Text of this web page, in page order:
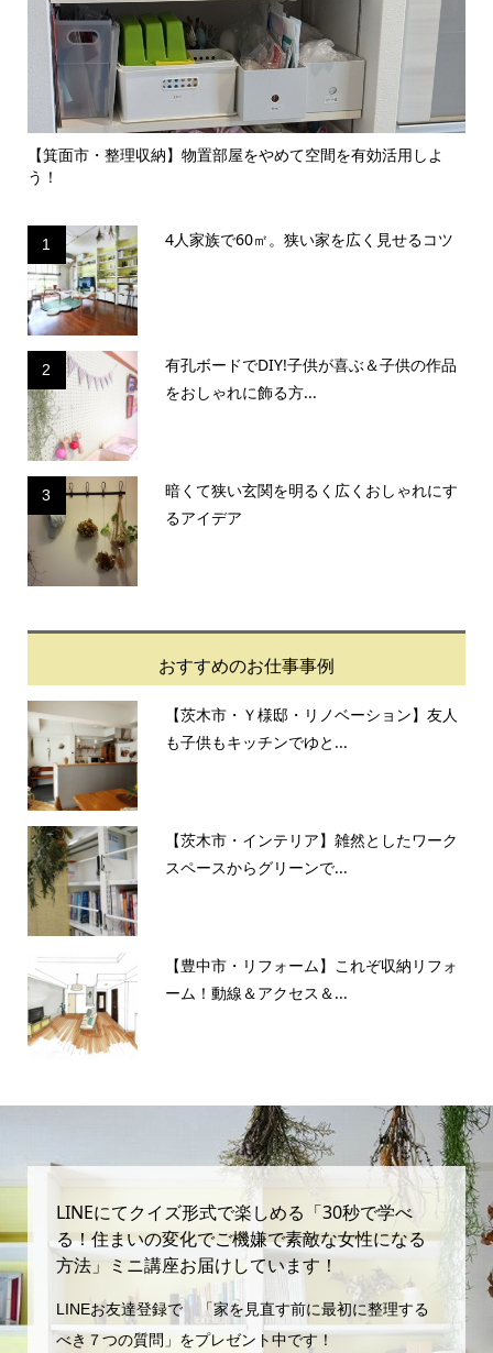
【箕面市・整理収納】物置部屋をやめて空間を有効活用しよ
う！
1 4人家族で60㎡。狭い家を広く見せるコツ
2
有孔ボードでDIY!子供が喜ぶ＆子供の作品
をおしゃれに飾る方...
3
暗くて狭い玄関を明るく広くおしゃれにす
るアイデア
おすすめのお仕事事例
【茨木市・Ｙ様邸・リノベーション】友人
も子供もキッチンでゆと...
【茨木市・インテリア】雑然としたワーク
スペースからグリーンで...
【豊中市・リフォーム】これぞ収納リフォ
ーム！動線＆アクセス＆...
LINEにてクイズ形式で楽しめる「30秒で学べ
る！住まいの変化でご機嫌で素敵な女性になる
方法」ミニ講座お届けしています！
LINEお友達登録で 「家を見直す前に最初に整理する
べき７つの質問」をプレゼント中です！